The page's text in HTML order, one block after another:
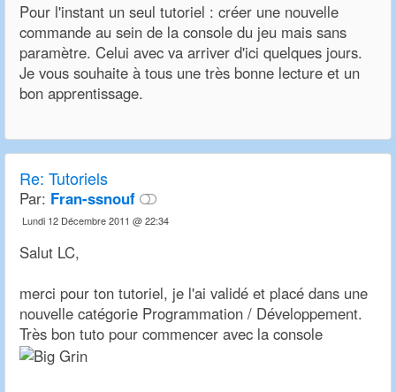
Pour l'instant un seul tutoriel : créer une nouvelle
commande au sein de la console du jeu mais sans
paramètre. Celui avec va arriver d'ici quelques jours.
Je vous souhaite à tous une très bonne lecture et un
bon apprentissage.
Re: Tutoriels
Par: Fran-ssnouf
Lundi 12 Décembre 2011 @ 22:34
Salut LC,
merci pour ton tutoriel, je l'ai validé et placé dans une
nouvelle catégorie Programmation / Développement.
Très bon tuto pour commencer avec la console